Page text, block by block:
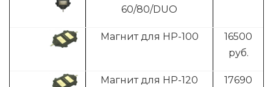
60/80/DUO
Магнит для HP-100
16500
руб.
Магнит для HP-120
17690